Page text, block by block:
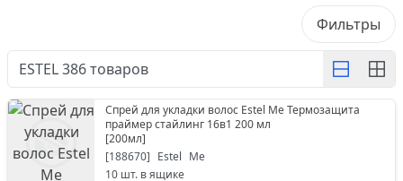
Фильтры
ESTEL386товаров
Спрей для укладки волос Estel Me Термозащита
праймер стайлинг 16в1 200 мл
[200мл]
[188670] Estel Me
10 шт. в ящике